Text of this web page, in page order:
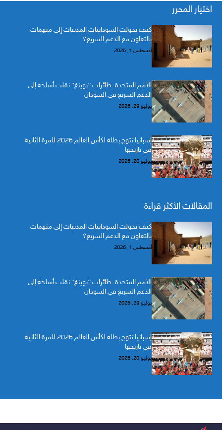
اختيار المحرر
كيف تحولت السودانيات المدنيات إلى متهمات
بالتعاون مع الدعم السريع؟
أغسطس 1, 2026
الأمم المتحدة: طائرات “بوينغ” نقلت أسلحة إلى
الدعم السريع في السودان
يوليو 29, 2026
إسبانيا تتوج بطلة لكأس العالم 2026 للمرة الثانية
في تاريخها
يوليو 20, 2026
المقالات الأكثر قراءة
كيف تحولت السودانيات المدنيات إلى متهمات
بالتعاون مع الدعم السريع؟
أغسطس 1, 2026
الأمم المتحدة: طائرات “بوينغ” نقلت أسلحة إلى
الدعم السريع في السودان
يوليو 29, 2026
إسبانيا تتوج بطلة لكأس العالم 2026 للمرة الثانية
في تاريخها
يوليو 20, 2026